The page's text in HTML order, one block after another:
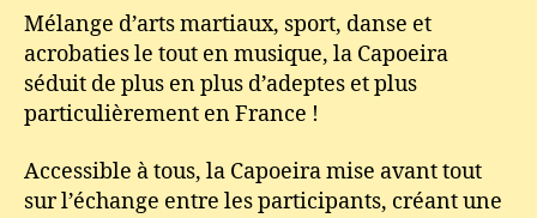
Mélange d’arts martiaux, sport, danse et
acrobaties le tout en musique, la Capoeira
séduit de plus en plus d’adeptes et plus
particulièrement en France !
Accessible à tous, la Capoeira mise avant tout
sur l’échange entre les participants, créant une